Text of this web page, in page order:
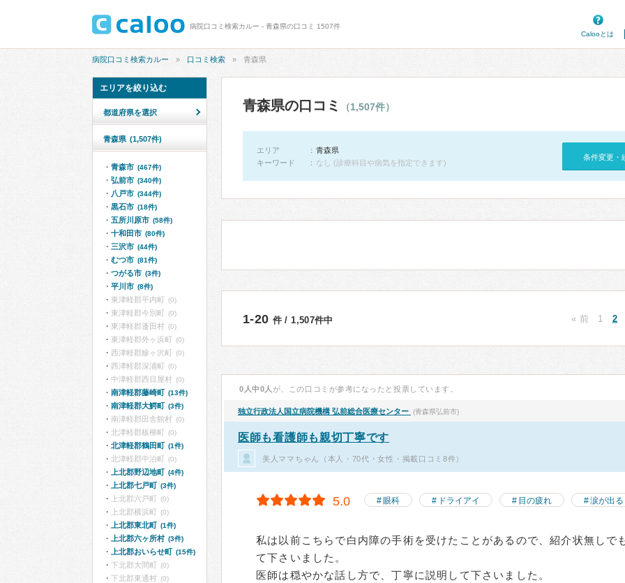
病院口コミ検索カルー - 青森県の口コミ 1507件
Calooとは
病院口コミ検索カルー 口コミ検索 青森県
青森県の口コミ （1,507件）
エリア
青森県
キーワード
なし (診療科目や病気を指定できます)
条件変更・
1-20 件 / 1,507件中 « 前 1 2
0人中0人 が、この口コミが参考になったと投票しています。
独立行政法人国立病院機構 弘前総合医療センター (青森県弘前市)
医師も看護師も親切丁寧です
美人ママちゃん（本人・70代・女性・掲載口コミ8件）
5.0 眼科 ドライアイ 目の疲れ 涙が出る
私は以前こちらで白内障の手術を受けたことがあるので、紹介状無しで
て下さいました。
医師は穏やかな話し方で、丁寧に説明して下さいました。
エリアを絞り込む
都道府県を選択
青森県 (1,507件)
青森市 (467件)
弘前市 (340件)
八戸市 (344件)
黒石市 (18件)
五所川原市 (58件)
十和田市 (80件)
三沢市 (44件)
むつ市 (81件)
つがる市 (3件)
平川市 (8件)
東津軽郡平内町 (0)
東津軽郡今別町 (0)
東津軽郡蓬田村 (0)
東津軽郡外ヶ浜町 (0)
西津軽郡鰺ヶ沢町 (0)
西津軽郡深浦町 (0)
中津軽郡西目屋村 (0)
南津軽郡藤崎町 (13件)
南津軽郡大鰐町 (3件)
南津軽郡田舎館村 (0)
北津軽郡板柳町 (0)
北津軽郡鶴田町 (1件)
北津軽郡中泊町 (0)
上北郡野辺地町 (4件)
上北郡七戸町 (3件)
上北郡六戸町 (0)
上北郡横浜町 (0)
上北郡東北町 (1件)
上北郡六ヶ所村 (3件)
上北郡おいらせ町 (15件)
下北郡大間町 (0)
下北郡東通村 (0)